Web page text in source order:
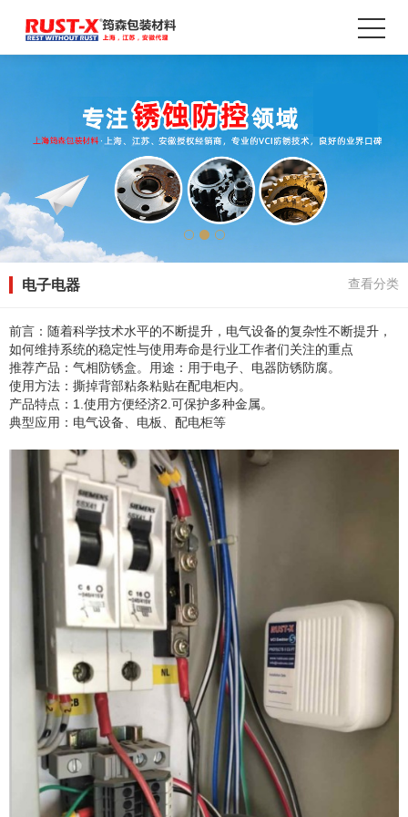
电子电器 查看分类
前言：随着科学技术水平的不断提升，电气设备的复杂性不断提升，
如何维持系统的稳定性与使用寿命是行业工作者们关注的重点
推荐产品：气相防锈盒。用途：用于电子、电器防锈防腐。
使用方法：撕掉背部粘条粘贴在配电柜内。
产品特点：1.使用方便经济2.可保护多种金属。
典型应用：电气设备、电板、配电柜等